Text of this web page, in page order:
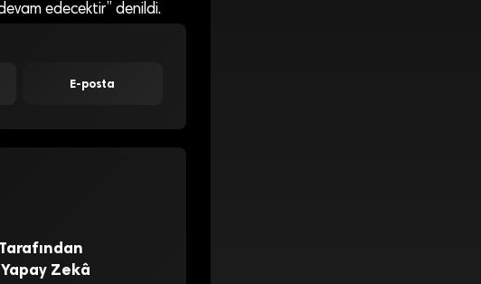
edecektir” denildi.
E-posta
Yapay Zekâ